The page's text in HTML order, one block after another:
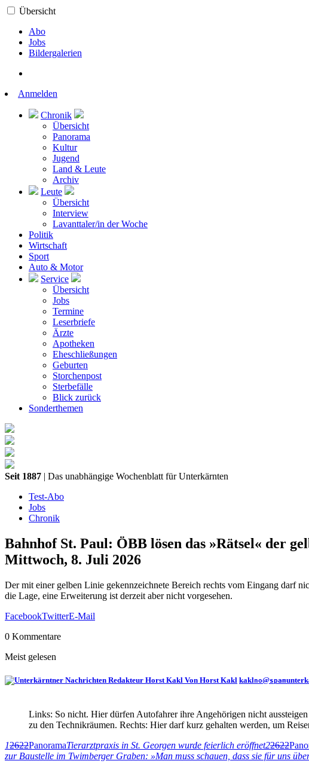
Übersicht
Abo
Jobs
Bildergalerien
Anmelden
Chronik
Übersicht
Panorama
Kultur
Jugend
Land & Leute
Archiv
Leute
Übersicht
Interview
Lavanttaler/in der Woche
Politik
Wirtschaft
Sport
Auto & Motor
Service
Übersicht
Jobs
Termine
Leserbriefe
Ärzte
Apotheken
Eheschließungen
Geburten
Storchenpost
Sterbefälle
Blick zurück
Sonderthemen
Seit 1887 | Das unabhängige Wochenblatt für Unterkärnten
Test-Abo
Jobs
Chronik
Bahnhof St. Paul: ÖBB lösen das »Rätsel« der
Mittwoch, 8. Juli 2026
Der mit einer gelben Linie gekennzeichnete Bereich rechts vom Eingang darf
die Lage, eine Erweiterung ist derzeit aber nicht vorgesehen.
FacebookTwitterE-Mail
0 Kommentare
Meist gelesen
Von Horst Kakl kaklno@spam
Links: So nicht. Hier dürfen Autofahrer ihre Angehörigen nicht
zu den Technikräumen. Rechts: Hier darf kurz gehalten werden, um
12622PanoramaTierarztpraxis in St. Georgen wurde feierlich eröffnet22622
zur Baustelle im Twimberger Graben: »Man muss schauen, dass sie für uns